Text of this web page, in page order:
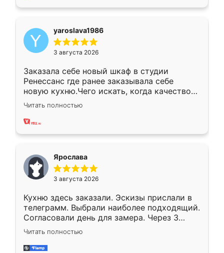
yaroslava1986
3 августа 2026
Заказала себе новый шкаф в студии
Ренессанс где ранее заказывала себе
новую кухню.Чего искать, когда качеством
вполне довольна. Служит кухня уже почти
два года, нареканий нет.
Читать полностью
Ярослава
3 августа 2026
Кухню здесь заказали. Эскизы прислали в
телеграмм. Выбрали наиболее подходящий.
Согласовали день для замера. Через 3
недели кухня была уже готова. Остались
довольны работой. Спасибо Ренессанс
мебель за качественную работу!
Читать полностью